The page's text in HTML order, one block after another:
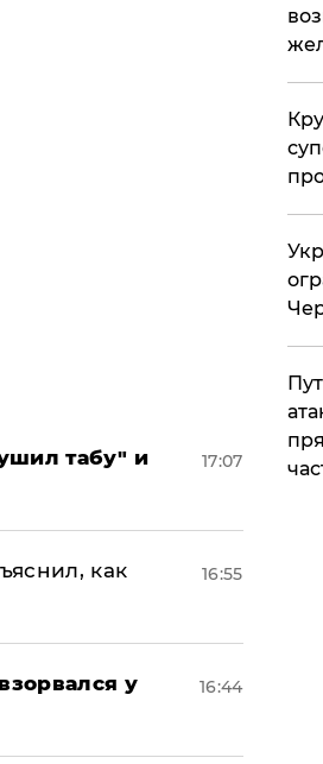
табу" и
17:07
как
16:55
у
16:44